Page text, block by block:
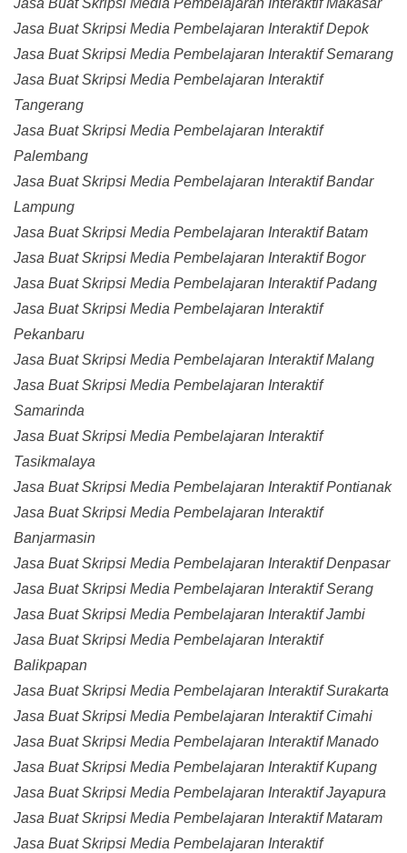
Jasa Buat Skripsi Media Pembelajaran Interaktif Makasar
Jasa Buat Skripsi Media Pembelajaran Interaktif Depok
Jasa Buat Skripsi Media Pembelajaran Interaktif Semarang
Jasa Buat Skripsi Media Pembelajaran Interaktif
Tangerang
Jasa Buat Skripsi Media Pembelajaran Interaktif
Palembang
Jasa Buat Skripsi Media Pembelajaran Interaktif Bandar
Lampung
Jasa Buat Skripsi Media Pembelajaran Interaktif Batam
Jasa Buat Skripsi Media Pembelajaran Interaktif Bogor
Jasa Buat Skripsi Media Pembelajaran Interaktif Padang
Jasa Buat Skripsi Media Pembelajaran Interaktif
Pekanbaru
Jasa Buat Skripsi Media Pembelajaran Interaktif Malang
Jasa Buat Skripsi Media Pembelajaran Interaktif
Samarinda
Jasa Buat Skripsi Media Pembelajaran Interaktif
Tasikmalaya
Jasa Buat Skripsi Media Pembelajaran Interaktif Pontianak
Jasa Buat Skripsi Media Pembelajaran Interaktif
Banjarmasin
Jasa Buat Skripsi Media Pembelajaran Interaktif Denpasar
Jasa Buat Skripsi Media Pembelajaran Interaktif Serang
Jasa Buat Skripsi Media Pembelajaran Interaktif Jambi
Jasa Buat Skripsi Media Pembelajaran Interaktif
Balikpapan
Jasa Buat Skripsi Media Pembelajaran Interaktif Surakarta
Jasa Buat Skripsi Media Pembelajaran Interaktif Cimahi
Jasa Buat Skripsi Media Pembelajaran Interaktif Manado
Jasa Buat Skripsi Media Pembelajaran Interaktif Kupang
Jasa Buat Skripsi Media Pembelajaran Interaktif Jayapura
Jasa Buat Skripsi Media Pembelajaran Interaktif Mataram
Jasa Buat Skripsi Media Pembelajaran Interaktif